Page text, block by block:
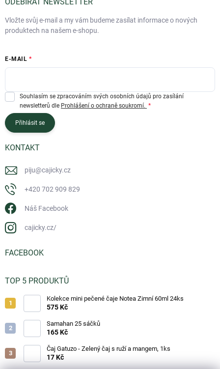
ODEBÍRAT NEWSLETTER
Vložte svůj e-mail a my vám budeme zasílat informace o nových
produktech na našem e-shopu.
E-MAIL
Souhlasím se zpracováním svých osobních údajů pro zasílání
newsletterů dle Prohlášení o ochraně soukromí.
Přihlásit se
KONTAKT
piju@cajicky.cz
+420 702 909 829
Náš Facebook
cajicky.cz/
FACEBOOK
TOP 5 PRODUKTŮ
Kolekce mini pečené čaje Notea Zimní 60ml 24ks
575 Kč
Samahan 25 sáčků
165 Kč
Čaj Gatuzo - Zelený čaj s ruží a mangem, 1ks
17 Kč